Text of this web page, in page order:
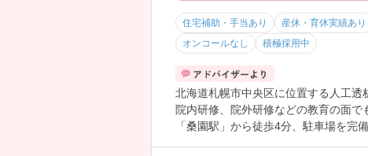
住宅補助・手当あり 産休・育休実績あり
オンコールなし
積極採用中
北海道札幌市中央区に位置する人工透
院内研修、院外研修などの教育の面で
「桑園駅」から徒歩4分、駐車場を完